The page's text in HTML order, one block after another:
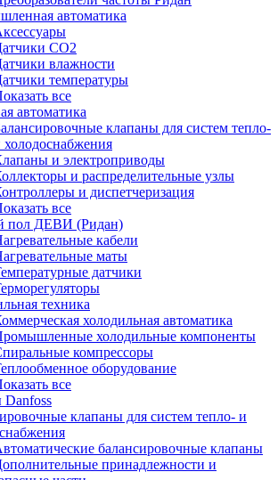
автоматика
CO2
влажности
температуры
все
автоматика
клапаны для систем тепло-
холодоснабжения
и электроприводы
и распределительные узлы
и диспетчеризация
все
пол ДЕВИ (Ридан)
кабели
маты
датчики
техника
холодильная автоматика
холодильные компоненты
компрессоры
оборудование
все
клапаны для систем тепло- и
балансировочные клапаны
принадлежности и